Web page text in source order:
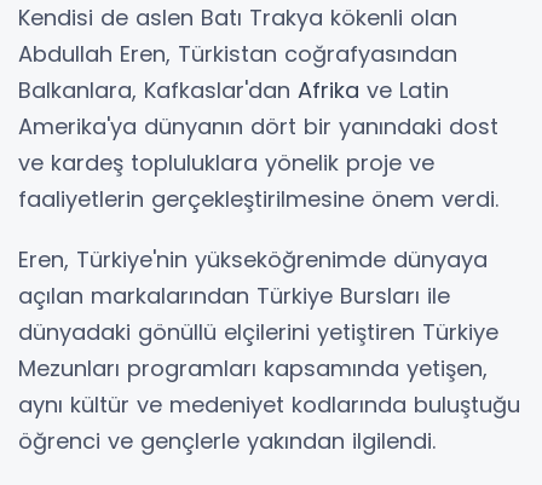
Kendisi de aslen Batı Trakya kökenli olan
Abdullah Eren, Türkistan coğrafyasından
Balkanlara, Kafkaslar'dan Afrika ve Latin
Amerika'ya dünyanın dört bir yanındaki dost
ve kardeş topluluklara yönelik proje ve
faaliyetlerin gerçekleştirilmesine önem verdi.
Eren, Türkiye'nin yükseköğrenimde dünyaya
açılan markalarından Türkiye Bursları ile
dünyadaki gönüllü elçilerini yetiştiren Türkiye
Mezunları programları kapsamında yetişen,
aynı kültür ve medeniyet kodlarında buluştuğu
öğrenci ve gençlerle yakından ilgilendi.